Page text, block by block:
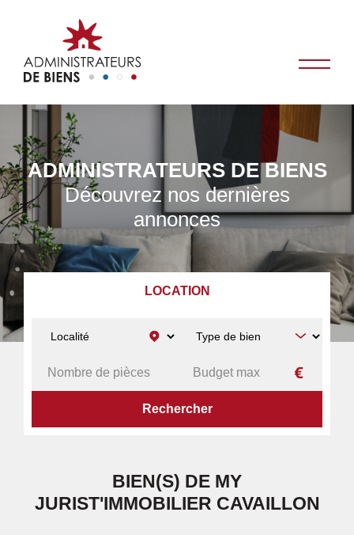
ADMINISTRATEURS DE BIENS
Découvrez nos dernières
annonces
LOCATION
MY JURIST'IMMOBILIER
BIEN(S) DE MY
JURIST'IMMOBILIER CAVAILLON